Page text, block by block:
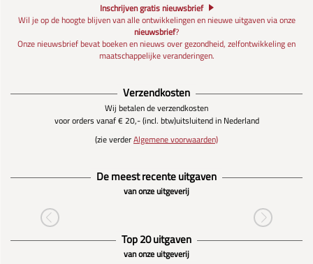
Inschrijven gratis nieuwsbrief
Wil je op de hoogte blijven van alle ontwikkelingen en nieuwe uitgaven via onze
nieuwsbrief?
Onze nieuwsbrief bevat boeken en nieuws over gezondheid, zelfontwikkeling en
maatschappelijke veranderingen.
Verzendkosten
Wij betalen de verzendkosten
voor orders vanaf € 20,- (incl. btw)uitsluitend in Nederland
(zie verderAlgemene voorwaarden)
De meest recente uitgaven
van onze uitgeverij
Top 20 uitgaven
van onze uitgeverij